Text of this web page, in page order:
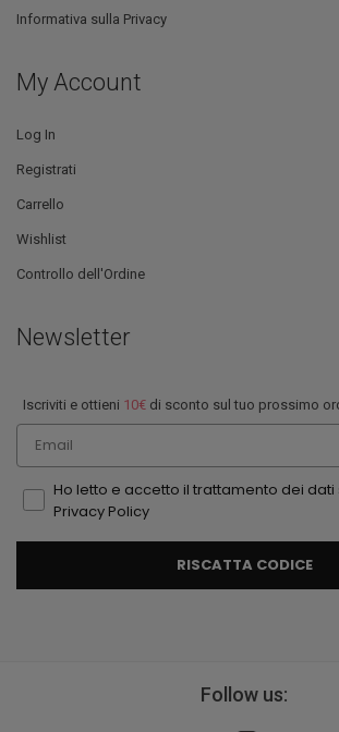
Informativa sulla Privacy
My Account
Log In
Registrati
Carrello
Wishlist
Controllo dell'Ordine
Newsletter
Iscriviti e ottieni 10€ di sconto sul tuo prossimo
Email
Ho letto e accetto il trattamento dei
Privacy Policy
RISCATTA CODICE
Follow us: